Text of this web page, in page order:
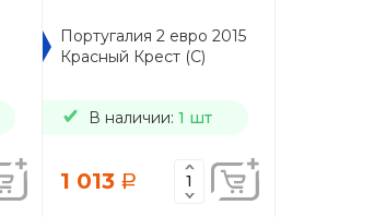
Португалия 2 евро 2015
Красный Крест (C)
В наличии: 1 шт
1 013 a